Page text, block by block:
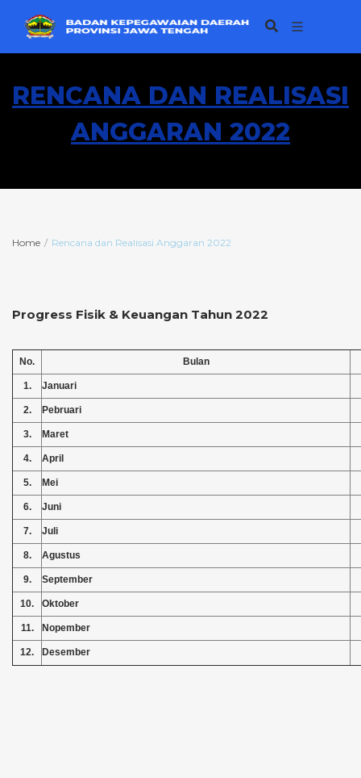
RENCANA DAN REALISASI
ANGGARAN 2022
Home Rencana dan Realisasi Anggaran 2022
Progress Fisik & Keuangan Tahun 2022
No. Bulan
1. Januari
2. Pebruari
3. Maret
4. April
5. Mei
6. Juni
7. Juli
8. Agustus
9. September
10. Oktober
11. Nopember
12. Desember